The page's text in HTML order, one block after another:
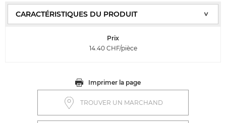
Prix
14.40 CHF/pièce
Imprimer la page
TROUVER UN MARCHAND